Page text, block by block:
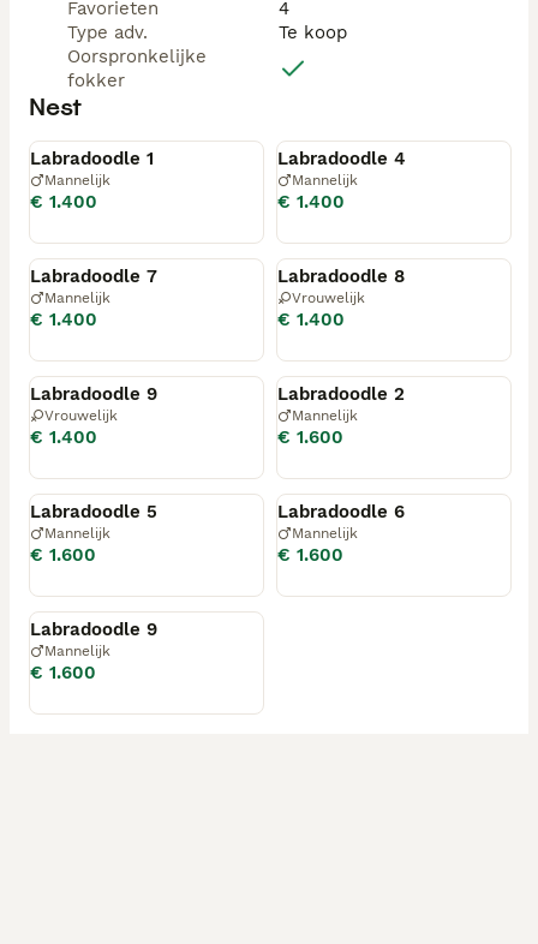
✔️ Uitgebreid puppypakket voor de eerste periode in
hun nieuwe thuis.
Favorieten
4
Type adv.
Te koop
Oorspronkelijke
fokker
Nest
Labradoodle 1
Mannelijk
€ 1.400
Labradoodle 4
Mannelijk
€ 1.400
Beschikbaar
Labradoodle 7
Mannelijk
€ 1.400
Beschikbaar
Labradoodle 8
Vrouwelijk
€ 1.400
Beschikbaar
Labradoodle 9
Vrouwelijk
€ 1.400
Gereserveerd
Labradoodle 2
Mannelijk
€ 1.600
Gereserveerd
Labradoodle 5
Mannelijk
€ 1.600
Gereserveerd
Labradoodle 6
Mannelijk
€ 1.600
Gereserveerd
Labradoodle 9
Mannelijk
€ 1.600